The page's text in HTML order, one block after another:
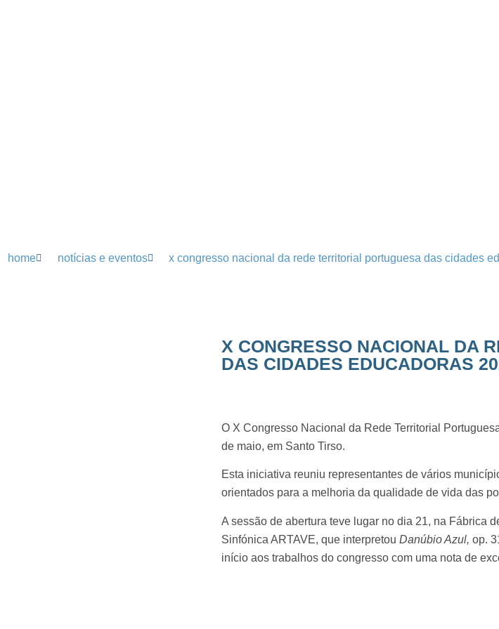
home notícias e eventos x congresso nacional da rede territorial portuguesa das cidades
X CONGRESSO NACIONAL DA
DAS CIDADES EDUCADORAS
O X Congresso Nacional da Rede Territorial
de maio, em Santo Tirso.
Esta iniciativa reuniu representantes de vários
orientados para a melhoria da qualidade de vida das
A sessão de abertura teve lugar no dia 21, na Fábrica
Sinfónica ARTAVE, que interpretou Danúbio Azul, op.
início aos trabalhos do congresso com uma nota de